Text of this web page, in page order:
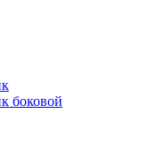
боковой